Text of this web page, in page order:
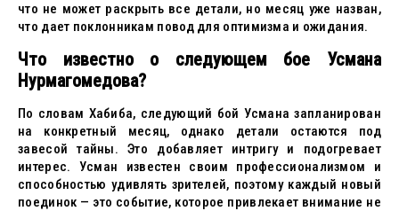
что не может раскрыть все детали, но месяц уже назван,
что дает поклонникам повод для оптимизма и ожидания.
Что известно о следующем бое Усмана
Нурмагомедова?
По словам Хабиба, следующий бой Усмана запланирован
на конкретный месяц, однако детали остаются под
завесой тайны. Это добавляет интригу и подогревает
интерес. Усман известен своим профессионализмом и
способностью удивлять зрителей, поэтому каждый новый
поединок — это событие, которое привлекает внимание не